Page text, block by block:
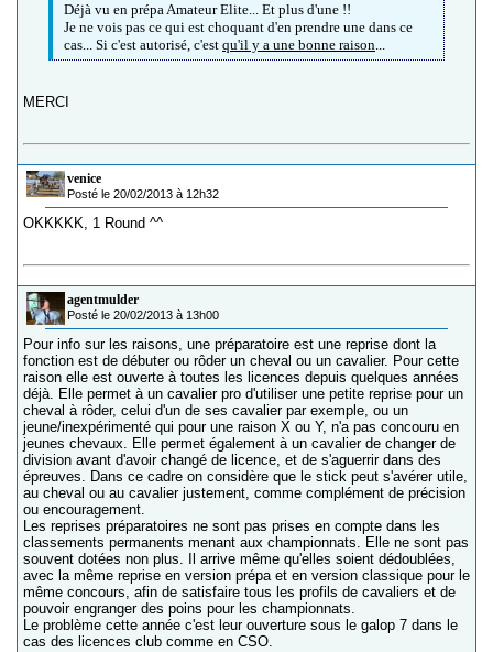
Déjà vu en prépa Amateur Elite... Et plus d'une !!
Je ne vois pas ce qui est choquant d'en prendre une dans ce
cas... Si c'est autorisé, c'est qu'il y a une bonne raison...
MERCI
venice
Posté le 20/02/2013 à 12h32
OKKKKK, 1 Round ^^
agentmulder
Posté le 20/02/2013 à 13h00
Pour info sur les raisons, une préparatoire est une reprise dont la
fonction est de débuter ou rôder un cheval ou un cavalier. Pour cette
raison elle est ouverte à toutes les licences depuis quelques années
déjà. Elle permet à un cavalier pro d'utiliser une petite reprise pour un
cheval à rôder, celui d'un de ses cavalier par exemple, ou un
jeune/inexpérimenté qui pour une raison X ou Y, n'a pas concouru en
jeunes chevaux. Elle permet également à un cavalier de changer de
division avant d'avoir changé de licence, et de s'aguerrir dans des
épreuves. Dans ce cadre on considère que le stick peut s'avérer utile,
au cheval ou au cavalier justement, comme complément de précision
ou encouragement.
Les reprises préparatoires ne sont pas prises en compte dans les
classements permanents menant aux championnats. Elle ne sont pas
souvent dotées non plus. Il arrive même qu'elles soient dédoublées,
avec la même reprise en version prépa et en version classique pour le
même concours, afin de satisfaire tous les profils de cavaliers et de
pouvoir engranger des poins pour les championnats.
Le problème cette année c'est leur ouverture sous le galop 7 dans le
cas des licences club comme en CSO.